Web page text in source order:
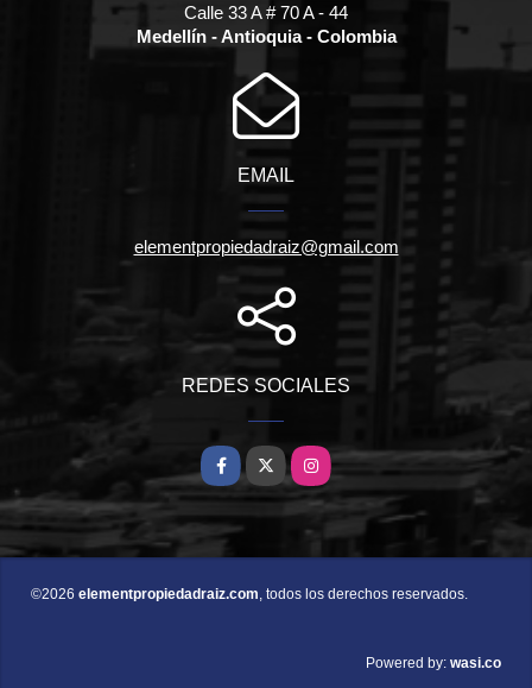
Calle 33 A # 70 A - 44
Medellín - Antioquia - Colombia
EMAIL
elementpropiedadraiz@gmail.com
REDES SOCIALES
Facebook
X Instagram
©2026 elementpropiedadraiz.com , todos los derechos reservados.
Powered by: wasi.co